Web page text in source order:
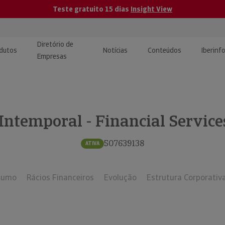
Teste gratuito 15 dias Insight View
e Monitorização de
Diretório de
Empresas
Notícias Conteúdos
| Estudos e- Financial
ATIVA 507639138
Rácios Financeiros Evolução Estrutura Corporativa